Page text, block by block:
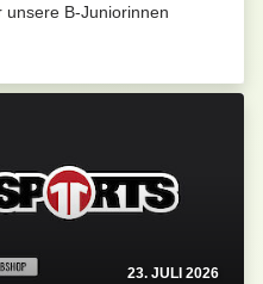
B-Juniorinnen
23. JULI 2026